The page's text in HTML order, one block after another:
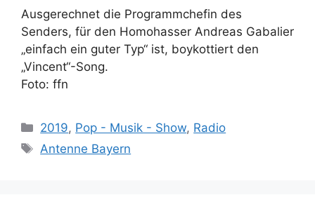
Ausgerechnet die Programmchefin des
Senders, für den Homohasser Andreas Gabalier
„einfach ein guter Typ“ ist, boykottiert den
„Vincent“-Song.
Foto: ffn
Kategorien
2019, Pop - Musik - Show, Radio
Schlagwörter
Antenne Bayern